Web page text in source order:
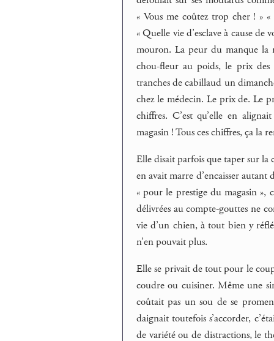
« Vous me coûtez trop cher ! » «
« Quelle vie d’esclave à cause
mouron. La peur du manque la
chou-fleur au poids, le prix des
tranches de cabillaud un
chez le médecin. Le prix de. Le
chiffres. C’est qu’elle en
magasin ! Tous ces chiffres, ça la
Elle disait parfois que taper sur la
en avait marre d’encaisser
« pour le prestige du magasin »,
délivrées au compte-gouttes ne
vie d’un chien, à tout bien y
n’en pouvait plus.
Elle se privait de tout pour le
coudre ou cuisiner. Même une
coûtait pas un sou de se
daignait toutefois s’accorder,
de variété ou de distractions, le